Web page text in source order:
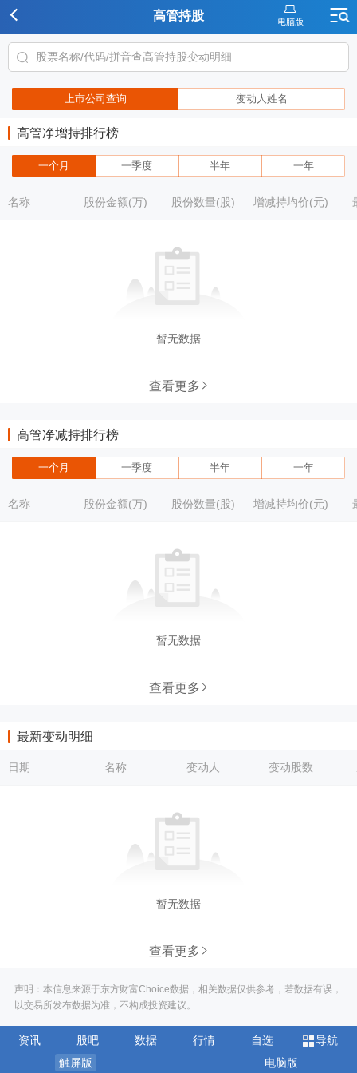
高管持股
上市公司查询 变动人姓名
高管净增持排行榜
一个月 一季度 半年 一年
名称 股份金额(万) 股份数量(股) 增减持均价(元)
暂无数据
查看更多
高管净减持排行榜
一个月 一季度 半年 一年
名称 股份金额(万) 股份数量(股) 增减持均价(元)
暂无数据
查看更多
最新变动明细
日期 名称 变动人 变动股数
暂无数据
查看更多
声明：本信息来源于东方财富Choice数据，相关数据仅供参考，若数据有误，
以交易所发布数据为准，不构成投资建议。
资讯 股吧 数据 行情 自选
导航
触屏版
电脑版